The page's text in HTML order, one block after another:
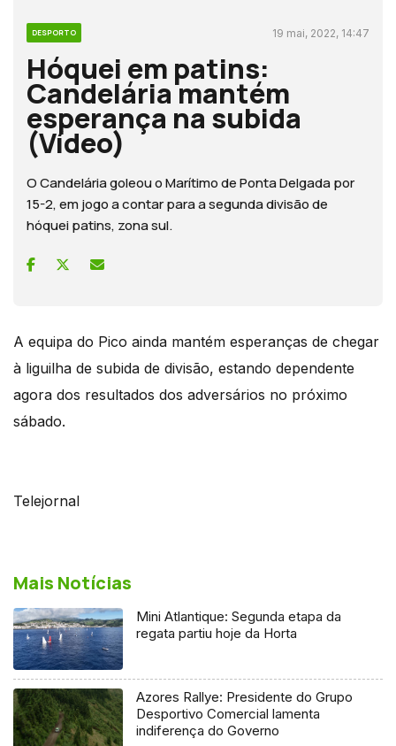
DESPORTO 19 mai, 2022, 14:47
Hóquei em patins:
Candelária mantém
esperança na subida
(Vídeo)
O Candelária goleou o Marítimo de Ponta Delgada por
15-2, em jogo a contar para a segunda divisão de
hóquei patins, zona sul.
A equipa do Pico ainda mantém esperanças de chegar
à liguilha de subida de divisão, estando dependente
agora dos resultados dos adversários no próximo
sábado.
Telejornal
Mais Notícias
Mini Atlantique: Segunda etapa da
regata partiu hoje da Horta
Azores Rallye: Presidente do Grupo
Desportivo Comercial lamenta
indiferença do Governo